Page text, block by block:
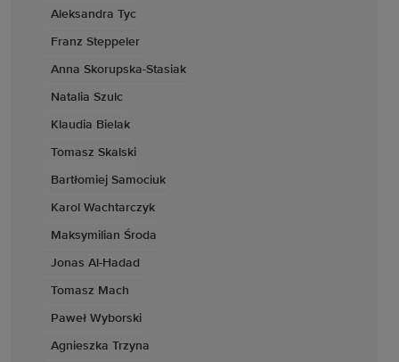
Aleksandra Tyc
Franz Steppeler
Anna Skorupska-Stasiak
Natalia Szulc
Klaudia Bielak
Tomasz Skalski
Bartłomiej Samociuk
Karol Wachtarczyk
Maksymilian Środa
Jonas Al-Hadad
Tomasz Mach
Paweł Wyborski
Agnieszka Trzyna